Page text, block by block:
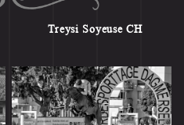
Treysi Soyeuse CH